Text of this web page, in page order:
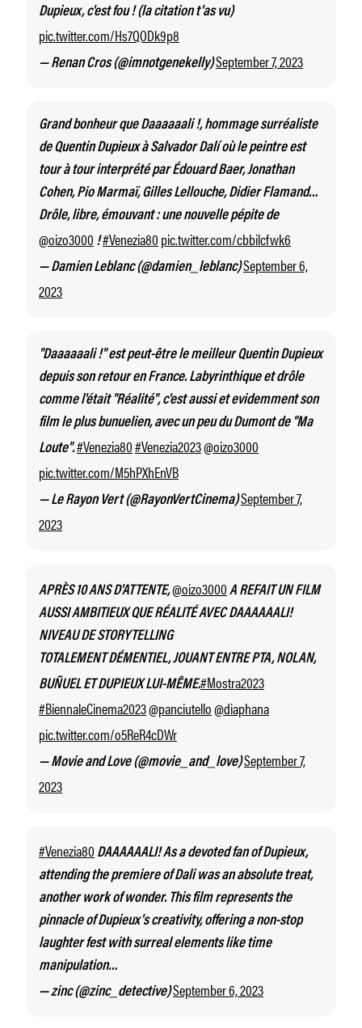
Dupieux, c'est fou ! (la citation t'as vu)
pic.twitter.com/Hs7QODk9p8
— Renan Cros (@imnotgenekelly)September 7, 2023
Grand bonheur que Daaaaaali !, hommage surréaliste
de Quentin Dupieux à Salvador Dalí où le peintre est
tour à tour interprété par Édouard Baer, Jonathan
Cohen, Pio Marmaï, Gilles Lellouche, Didier Flamand…
Drôle, libre, émouvant : une nouvelle pépite de
@oizo3000 !#Venezia80pic.twitter.com/cbbilcfwk6
— Damien Leblanc (@damien_leblanc)September 6,
2023
"Daaaaaali !" est peut-être le meilleur Quentin Dupieux
depuis son retour en France. Labyrinthique et drôle
comme l'était "Réalité", c'est aussi et evidemment son
film le plus bunuelien, avec un peu du Dumont de "Ma
Loute".#Venezia80#Venezia2023@oizo3000
pic.twitter.com/M5hPXhEnVB
— Le Rayon Vert (@RayonVertCinema)September 7,
2023
APRÈS 10 ANS D'ATTENTE,@oizo3000 A REFAIT UN FILM
AUSSI AMBITIEUX QUE RÉALITÉ AVEC DAAAAAALI!
NIVEAU DE STORYTELLING
TOTALEMENT DÉMENTIEL, JOUANT ENTRE PTA, NOLAN,
BUÑUEL ET DUPIEUX LUI-MÊME.#Mostra2023
#BiennaleCinema2023@panciutello@diaphana
pic.twitter.com/o5ReR4cDWr
— Movie and Love (@movie_and_love)September 7,
2023
#Venezia80 DAAAAAALI! As a devoted fan of Dupieux,
attending the premiere of Dali was an absolute treat,
another work of wonder. This film represents the
pinnacle of Dupieux's creativity, offering a non-stop
laughter fest with surreal elements like time
manipulation…
— zinc (@zinc_detective)September 6, 2023